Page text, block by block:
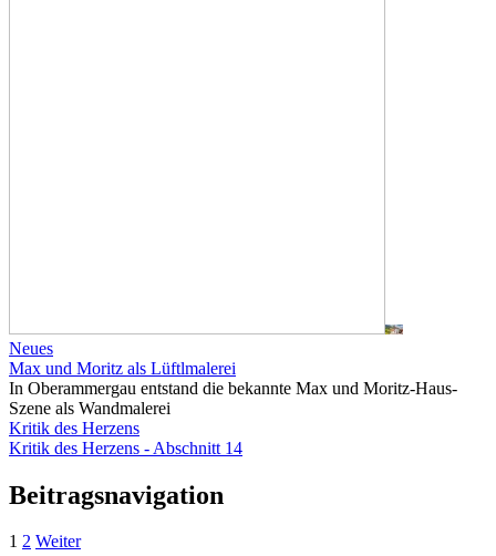
Neues
Max und Moritz als Lüftlmalerei
In Oberammergau entstand die bekannte Max und Moritz-Haus-
Szene als Wandmalerei
Kritik des Herzens
Kritik des Herzens - Abschnitt 14
Beitragsnavigation
1 2 Weiter